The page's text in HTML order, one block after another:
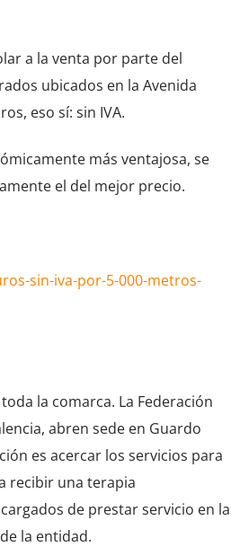
a la venta por parte del
ubicados en la Avenida
eso sí: sin IVA.
más ventajosa, se
el del mejor precio.
sin-iva-por-5-000-metros-
la comarca. La Federación
abren sede en Guardo
es acercar los servicios para
recibir una terapia
de prestar servicio en la
la entidad.